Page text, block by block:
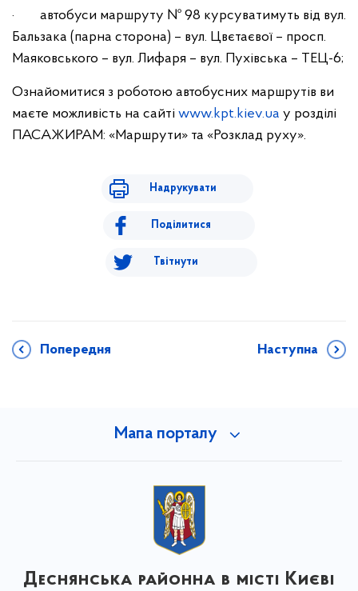
· автобуси маршруту № 98 курсуватимуть від вул.
Бальзака (парна сторона) – вул. Цвєтаєвої – просп.
Маяковського – вул. Лифаря – вул. Пухівська – ТЕЦ-6;
Ознайомитися з роботою автобусних маршрутів ви
маєте можливість на сайті www.kpt.kiev.ua у розділі
ПАСАЖИРАМ: «Маршрути» та «Розклад руху».
Надрукувати
Поділитися
Твітнути
Попередня Наступна
Мапа порталу
Деснянська районна в місті Києві